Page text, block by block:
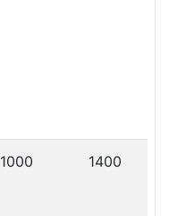
1000 1400